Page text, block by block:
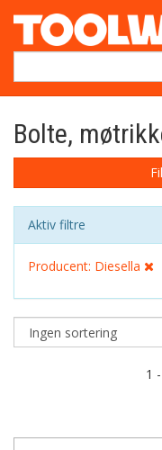
Bolte,
Aktiv filtre
Producent: Diesella
1